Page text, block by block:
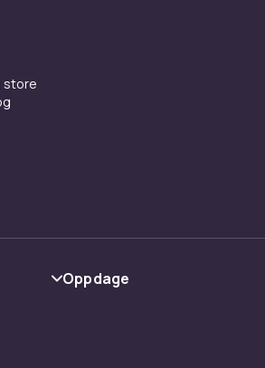
store
Oppdage